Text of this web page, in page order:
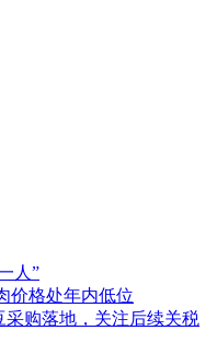
人”
价格处年内低位
购落地，关注后续关税